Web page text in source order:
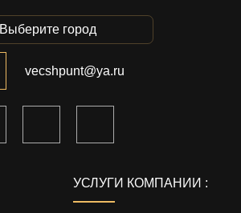
Выберите город
vecshpunt@ya.ru
УСЛУГИ КОМПАНИИ :